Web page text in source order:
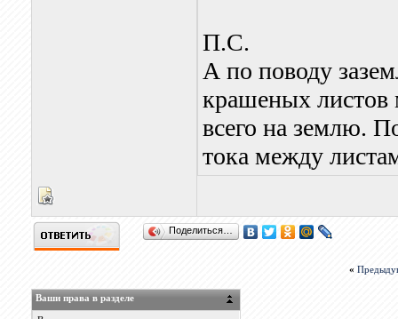
П.С.
А по поводу
крашеных листов
всего на землю.
тока между
Поделиться…
«
Ваши права в разделе